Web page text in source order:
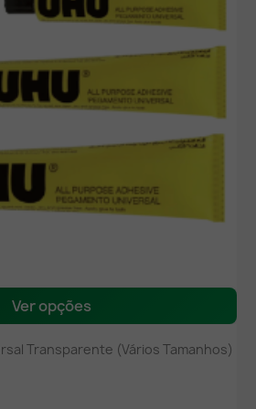
Ver opções
Transparente (Vários Tamanhos)